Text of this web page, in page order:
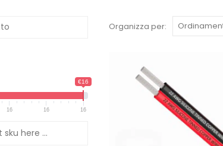
Organizza per:
€16
16 16 16